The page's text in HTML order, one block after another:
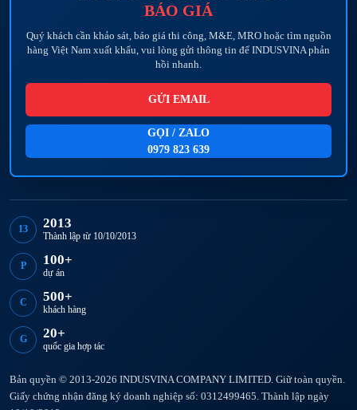
BÁO GIÁ
Quý khách cần khảo sát, báo giá thi công, M&E, MRO hoặc tìm nguồn
hàng Việt Nam xuất khẩu, vui lòng gửi thông tin để INDUSVINA phản
hồi nhanh.
GỬI EMAIL
GỌI / ZALO
0979 823 639
13 2013
Thành lập từ 10/10/2013
P 100+
dự án
C 500+
khách hàng
G 20+
quốc gia hợp tác
Bản quyền © 2013-2026 INDUSVINA COMPANY LIMITED. Giữ toàn quyền.
Giấy chứng nhận đăng ký doanh nghiệp số: 0312499465. Thành lập ngày